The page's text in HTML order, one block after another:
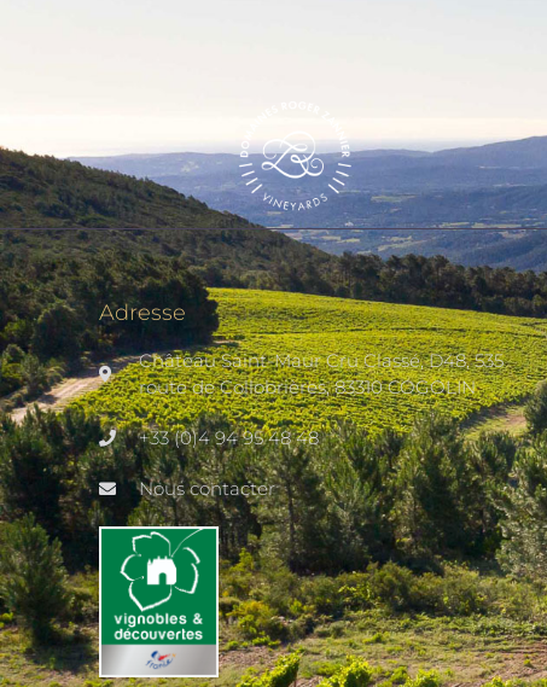
Adresse
Château Saint-Maur Cru Classé, D48, 535
route de Collobrières, 83310 COGOLIN
+33 (0)4 94 95 48 48
Nous contacter